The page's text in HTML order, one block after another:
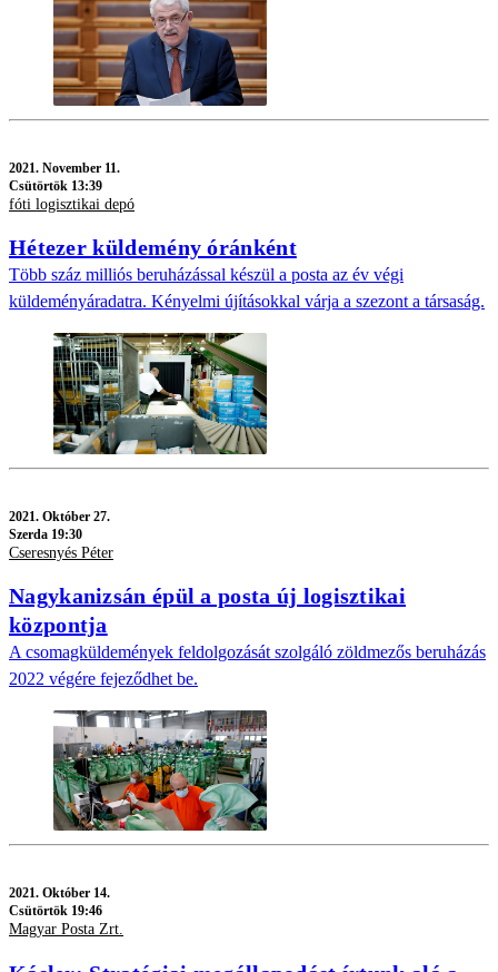
2021. November 11.
Csütörtök 13:39
fóti logisztikai depó
Hétezer küldemény óránként
Több száz milliós beruházással készül a posta az év végi
küldeményáradatra. Kényelmi újításokkal várja a szezont a társaság.
2021. Október 27.
Szerda 19:30
Cseresnyés Péter
Nagykanizsán épül a posta új logisztikai
központja
A csomagküldemények feldolgozását szolgáló zöldmezős beruházás
2022 végére fejeződhet be.
2021. Október 14.
Csütörtök 19:46
Magyar Posta Zrt.